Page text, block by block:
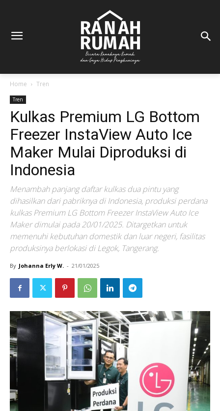
Home Tren
Tren
Kulkas Premium LG Bottom
Freezer InstaView Auto Ice
Maker Mulai Diproduksi di
Indonesia
Menambah panjang daftar kulkas dua pintu yang
dihasilkan dari pabriknya di Indonesia, produksi perdana
kulkas Premium LG Bottom Freezer InstaView Auto Ice
Maker dimulai pada 20/01/2025. Ditargetkan untuk
memenuhi kebutuhan domestik dan luar negeri, fasilitas
produksinya berlokasi di Legok, Tangerang.
By Johanna Erly W. - 21/01/2025